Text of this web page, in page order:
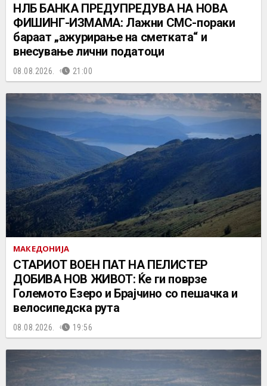
НЛБ БАНКА ПРЕДУПРЕДУВА НА НОВА
ФИШИНГ-ИЗМАМА: Лажни СМС-пораки
бараат „ажурирање на сметката“ и
внесување лични податоци
08.08.2026. 21:00
МАКЕДОНИЈА
СТАРИОТ ВОЕН ПАТ НА ПЕЛИСТЕР
ДОБИВА НОВ ЖИВОТ: Ќе ги поврзе
Големото Езеро и Брајчино со пешачка и
велосипедска рута
08.08.2026. 19:56